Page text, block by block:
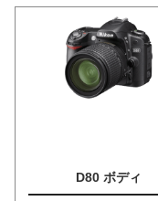
D80 ボディ